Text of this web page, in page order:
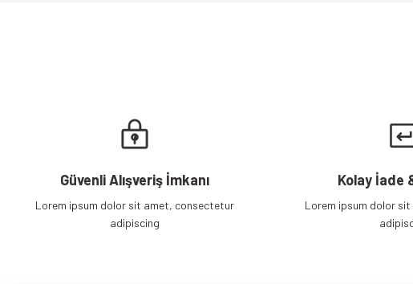
Güvenli Alışveriş İmkanı
Lorem ipsum dolor sit amet, consectetur
adipiscing
Kolay İade
Lorem ipsum dolor